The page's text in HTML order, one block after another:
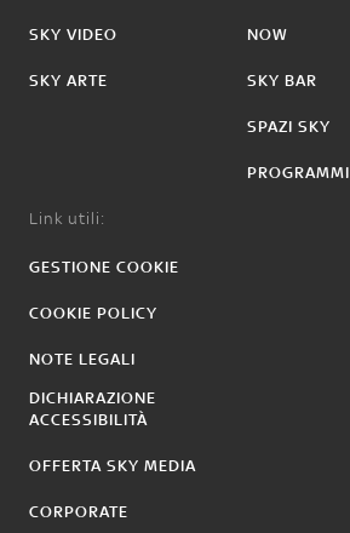
SKY VIDEO
SKY ARTE
NOW
SKY BAR
SPAZI SKY
PROGRAMMI
Link utili:
GESTIONE COOKIE
COOKIE POLICY
NOTE LEGALI
DICHIARAZIONE
ACCESSIBILITÀ
OFFERTA SKY MEDIA
CORPORATE